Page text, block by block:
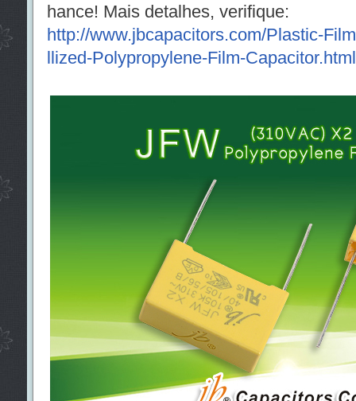
hance! Mais detalhes, verifique:
http://www.jbcapacitors.com/Plastic-
llized-Polypropylene-Film-Capacitor.html